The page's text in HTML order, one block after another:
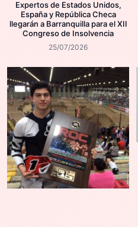
Expertos de Estados Unidos,
España y República Checa
llegarán a Barranquilla para el XII
Congreso de Insolvencia
25/07/2026